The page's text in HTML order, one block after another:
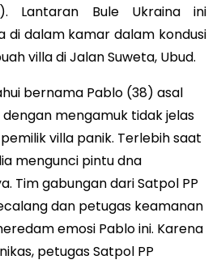
Lantaran Bule Ukraina ini
di dalam kamar dalam kondusi
villa di Jalan Suweta, Ubud.
bernama Pablo (38) asal
dengan mengamuk tidak jelas
villa panik. Terlebih saat
mengunci pintu dna
Tim gabungan dari Satpol PP
dan petugas keamanan
emosi Pablo ini. Karena
petugas Satpol PP